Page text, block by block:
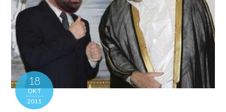
18
ΟΚΤ
2011